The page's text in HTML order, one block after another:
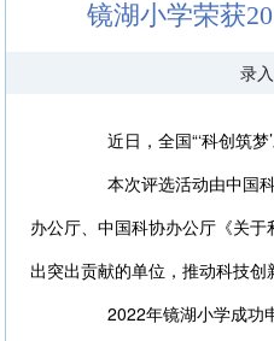
镜湖小学荣获
录
近日，全国“‘科创筑梦’
本次评选活动由中国科
办公厅、中国科协办公厅《关
出突出贡献的单位，推动科技创
2022年镜湖小学成功申